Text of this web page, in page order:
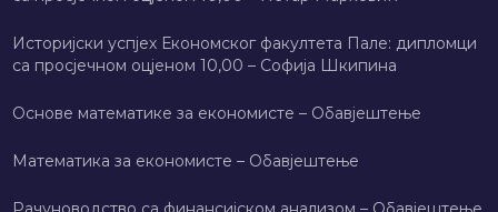
Историјски успјех Економског факултета Пале: дипломци
са просјечном оцјеном 10,00 – Софија Шкипина
Основе математике за економисте – Обавјештење
Математика за економисте – Обавјештење